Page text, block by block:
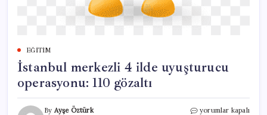
EĞITIM
İstanbul merkezli 4 ilde uyuşturucu
operasyonu: 110 gözaltı
By Ayşe Öztürk
İstanbul
yorumlar kapalı